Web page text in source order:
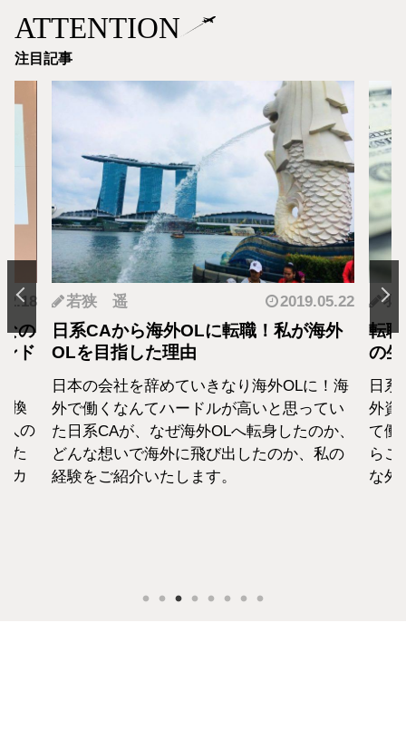
ATTENTION
注目記事
の
ド
換
人の
た
カ
若狭 遥 2019.05.22
日系CAから海外OLに転職！私が海外
OLを目指した理由
日本の会社を辞めていきなり海外OLに！海
外で働くなんてハードルが高いと思ってい
た日系CAが、なぜ海外OLへ転身したのか、
どんな想いで海外に飛び出したのか、私の
経験をご紹介いたします。
羽
転
の
日
外資
て働
らこ
な外